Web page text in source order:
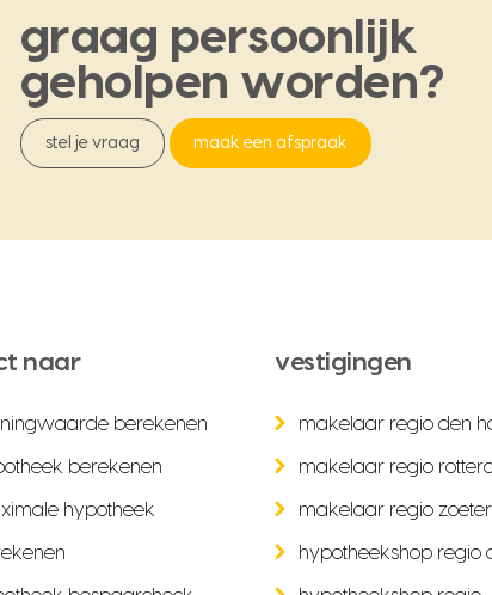
graag persoonlijk
geholpen worden?
stel je vraag maak een afspraak
naar
berekenen
berekenen
hypotheek
vestigingen
makelaar regio den
makelaar regio
makelaar regio
hypotheekshop regio